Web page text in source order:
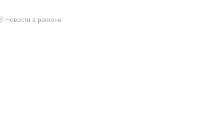
Новости в регионе